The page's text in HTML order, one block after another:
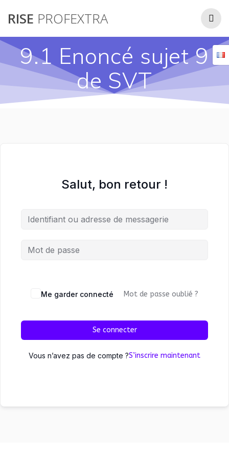
RISE PROFEXTRA
9.1 Enoncé sujet 9
de SVT
Salut, bon retour !
Me garder connecté Mot de passe oublié ?
Se connecter
Vous n’avez pas de compte ?S’inscrire maintenant